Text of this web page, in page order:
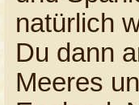
natürlich
Du dann
Meeres